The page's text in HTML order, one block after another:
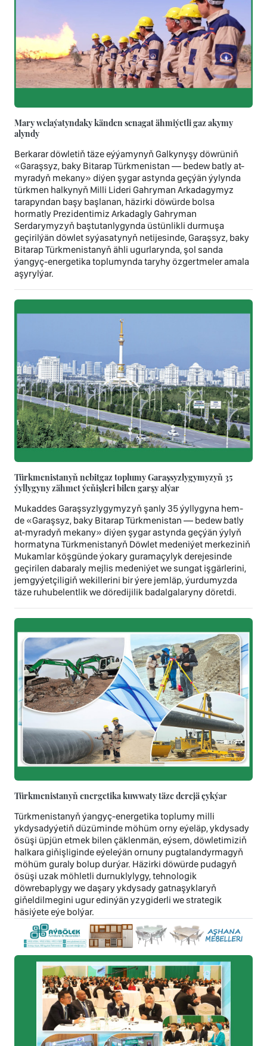
Mary welaýatyndaky känden senagat ähmiýetli gaz akymy
alyndy
Berkarar döwletiň täze eýýamynyň Galkynyşy döwrüniň
«Garaşsyz, baky Bitarap Türkmenistan — bedew batly at-
myradyň mekany» diýen şygar astynda geçýän ýylynda
türkmen halkynyň Milli Lideri Gahryman Arkadagymyz
tarapyndan başy başlanan, häzirki döwürde bolsa
hormatly Prezidentimiz Arkadagly Gahryman
Serdarymyzyň baştutanlygynda üstünlikli durmuşa
geçirilýän döwlet syýasatynyň netijesinde, Garaşsyz, baky
Bitarap Türkmenistanyň ähli ugurlarynda, şol sanda
ýangyç-energetika toplumynda taryhy özgertmeler amala
aşyrylýar.
Türkmenistanyň nebitgaz toplumy Garaşsyzlygymyzyň 35
ýyllygyny zähmet ýeňişleri bilen garşy alýar
Mukaddes Garaşsyzlygymyzyň şanly 35 ýyllygyna hem-
de «Garaşsyz, baky Bitarap Türkmenistan — bedew batly
at-myradyň mekany» diýen şygar astynda geçýän ýylyň
hormatyna Türkmenistanyň Döwlet medeniýet merkeziniň
Mukamlar köşgünde ýokary guramaçylyk derejesinde
geçirilen dabaraly mejlis medeniýet we sungat işgärlerini,
jemgyýetçiligiň wekillerini bir ýere jemläp, ýurdumyzda
täze ruhubelentlik we döredijilik badalgalaryny döretdi.
Türkmenistanyň energetika kuwwaty täze derejä çykýar
Türkmenistanyň ýangyç-energetika toplumy milli
ykdysadyýetiň düzüminde möhüm orny eýeläp, ykdysady
ösüşi üpjün etmek bilen çäklenmän, eýsem, döwletimiziň
halkara giňişliginde eýeleýän ornuny pugtalandyrmagyň
möhüm guraly bolup durýar. Häzirki döwürde pudagyň
ösüşi uzak möhletli durnuklylygy, tehnologik
döwrebaplygy we daşary ykdysady gatnaşyklaryň
giňeldilmegini ugur edinýän yzygiderli we strategik
häsiýete eýe bolýar.